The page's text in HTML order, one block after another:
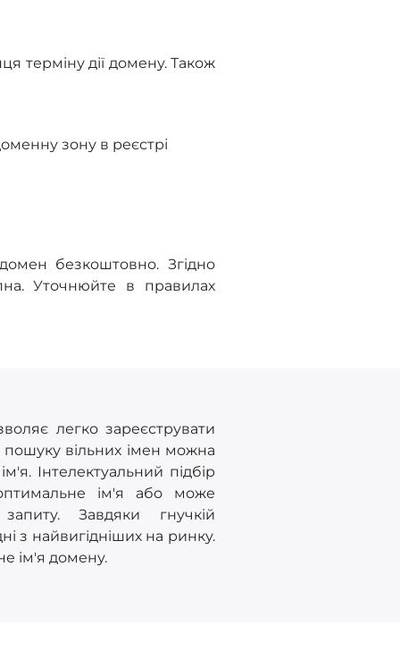
терміну дії домену. Також
зону в реєстрі
безкоштовно. Згідно
Уточнюйте в правилах
легко зареєструвати
вільних імен можна
Інтелектуальний підбір
ім'я або може
Завдяки гнучкій
з найвигідніших на ринку.
ім'я домену.